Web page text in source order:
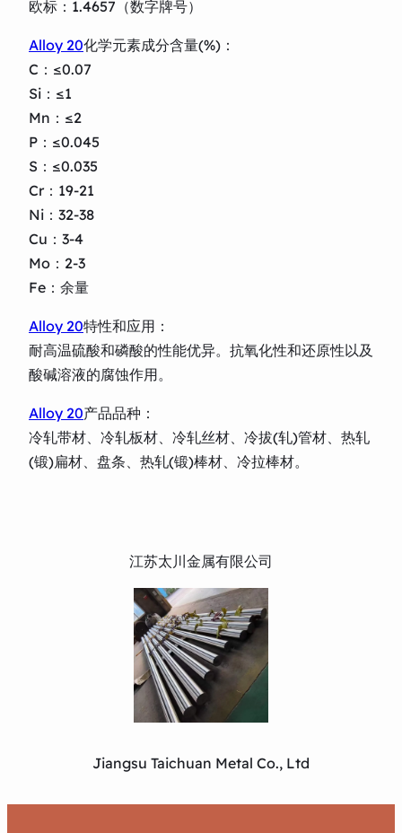
欧标：1.4657（数字牌号）
Alloy 20化学元素成分含量(%)：
C：≤0.07
Si：≤1
Mn：≤2
P：≤0.045
S：≤0.035
Cr：19-21
Ni：32-38
Cu：3-4
Mo：2-3
Fe：余量
Alloy 20特性和应用：
耐高温硫酸和磷酸的性能优异。抗氧化性和还原性以及
酸碱溶液的腐蚀作用。
Alloy 20产品品种：
冷轧带材、冷轧板材、冷轧丝材、冷拔(轧)管材、热轧
(锻)扁材、盘条、热轧(锻)棒材、冷拉棒材。
江苏太川金属有限公司
Jiangsu Taichuan Metal Co., Ltd